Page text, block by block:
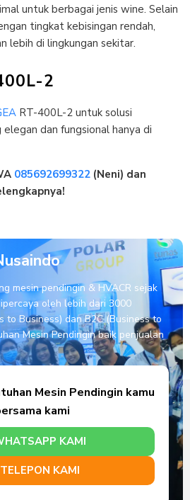
untuk berbagai jenis wine. Selain
tingkat kebisingan rendah,
lebih di lingkungan sekitar.
2
RT-400L-2 untuk solusi
dan fungsional hanya di
085692699322(Neni) dan
mesin pendingin & HVACR sejak
oleh lebih dari 3000
to Business) dan B2C (Business to
Mesin Pendingin baik penjualan
Mesin Pendingin kamu
kami
KAMI
TELEPON KAMI